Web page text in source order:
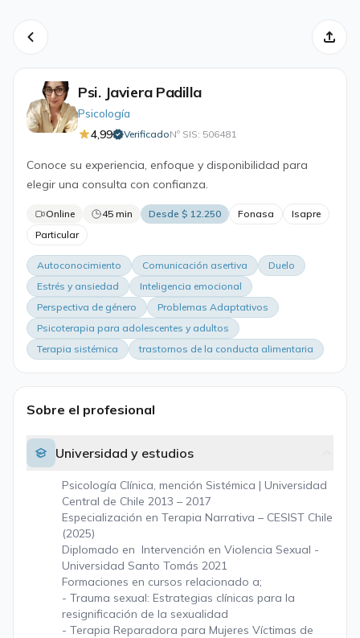
Psi. Javiera Padilla
Psicología
4,99
VerificadoNº SIS: 506481·
Conoce su experiencia, enfoque y disponibilidad para
elegir una consulta con confianza.
Online 45 min Desde $ 12.250 Fonasa
Isapre
Particular
Autoconocimiento Comunicación asertiva
Duelo
Estrés y ansiedad
Inteligencia emocional
Perspectiva de género
Problemas Adaptativos
Psicoterapia para adolescentes y adultos
Terapia sistémica
trastornos de la conducta alimentaria
Sobre el profesional
Universidad y estudios
Psicología Clínica, mención Sistémica | Universidad
Central de Chile 2013 – 2017
Especialización en Terapia Narrativa – CESIST Chile
(2025)
Diplomado en Intervención en Violencia Sexual -
Universidad Santo Tomás 2021
Formaciones en cursos relacionado a;
- Trauma sexual: Estrategias clínicas para la
resignificación de la sexualidad
- Terapia Reparadora para Mujeres Víctimas de